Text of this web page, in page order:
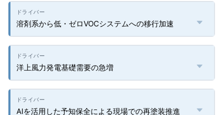
溶剤系から低・ゼロVOCシステムへの移行加速
洋上風力発電基礎需要の急増
AIを活用した予知保全による現場での再塗装推進